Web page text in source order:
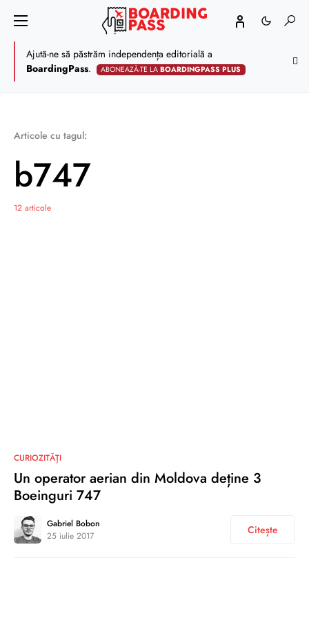
Ajută-ne să păstrăm independența editorială a
BoardingPass. ABONEAZĂ-TE LABOARDINGPASS PLUS
Articole cu tagul:
b747
12 articole
CURIOZITĂȚI
Un operator aerian din Moldova deține 3
Boeinguri 747
Gabriel Bobon
25 iulie 2017
Citește